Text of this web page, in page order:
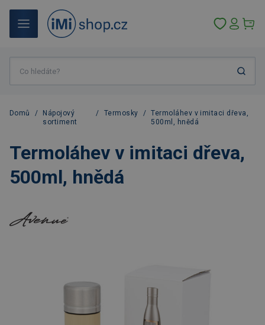
Domů /
Nápojový
sortiment
/ Termosky / Termoláhev v imitaci dřeva,
500ml, hnědá
Termoláhev v imitaci dřeva,
500ml, hnědá